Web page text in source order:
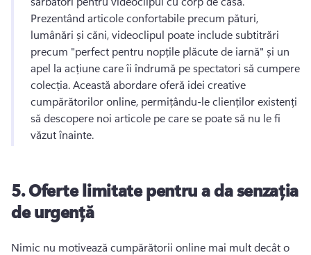
Prezentând articole confortabile precum pături,
lumânări și căni, videoclipul poate include subtitrări
precum "perfect pentru nopțile plăcute de iarnă" și un
apel la acțiune care îi îndrumă pe spectatori să cumpere
colecția. Această abordare oferă idei creative
cumpărătorilor online, permițându-le clienților existenți
să descopere noi articole pe care se poate să nu le fi
văzut înainte.
5.Oferte limitate pentru a da senzația
de urgență
Nimic nu motivează cumpărătorii online mai mult decât o